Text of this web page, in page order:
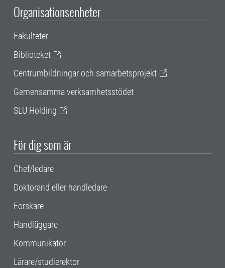
Organisationsenheter
Fakulteter
Biblioteket
Centrumbildningar och samarbetsprojekt
Gemensamma verksamhetsstödet
SLU Holding
För dig som är
Chef/ledare
Doktorand eller handledare
Forskare
Handläggare
Kommunikatör
Lärare/studierektor